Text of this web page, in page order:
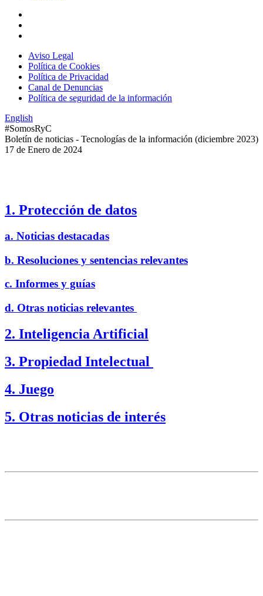
Aviso Legal
Política de Cookies
Política de Privacidad
Canal de Denuncias
Política de seguridad de la información
English
#SomosRyC
Boletín de noticias - Tecnologías de la información (diciembre 2023)
17 de Enero de 2024
1. Protección de datos
a. Noticias destacadas
b. Resoluciones y sentencias relevantes
c. Informes y guías
d. Otras noticias relevantes
2. Inteligencia Artificial
3. Propiedad Intelectual
4. Juego
5. Otras noticias de interés